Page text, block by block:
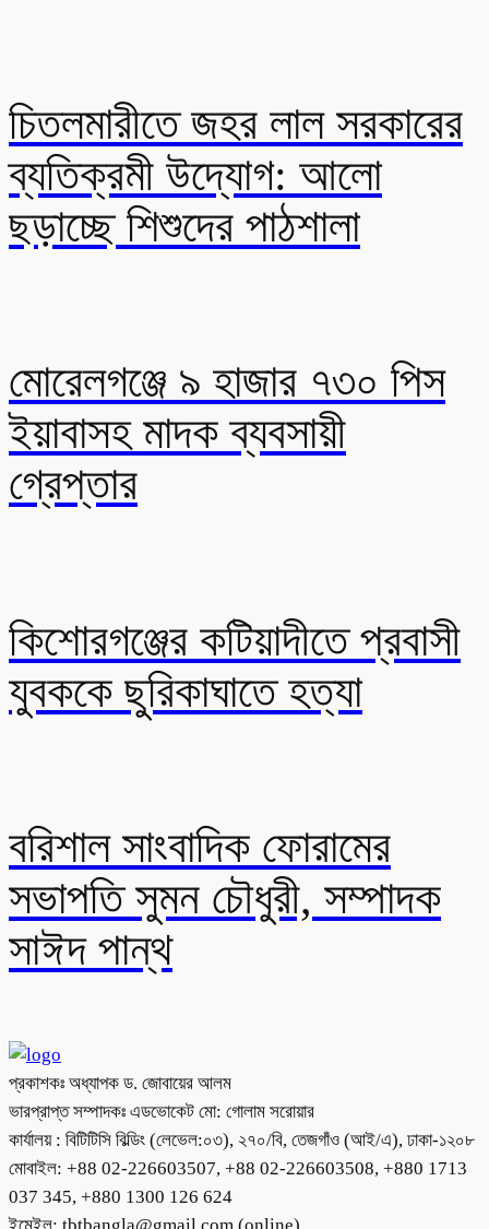
চিতলমারীতে জহর লাল সরকারের
ব্যতিক্রমী উদ্যোগ: আলো
ছড়াচ্ছে শিশুদের পাঠশালা
মোরেলগঞ্জে ৯ হাজার ৭৩০ পিস
ইয়াবাসহ মাদক ব্যবসায়ী
গ্রেপ্তার
কিশোরগঞ্জের কটিয়াদীতে প্রবাসী
যুবককে ছুরিকাঘাতে হত্যা
বরিশাল সাংবাদিক ফোরামের
সভাপতি সুমন চৌধুরী, সম্পাদক
সাঈদ পান্থ
প্রকাশকঃ অধ্যাপক ড. জোবায়ের আলম
ভারপ্রাপ্ত সম্পাদকঃ এডভোকেট মো: গোলাম সরোয়ার
কার্যালয় : বিটিটিসি বিল্ডিং (লেভেল:০৩), ২৭০/বি, তেজগাঁও (আই/এ), ঢাকা-১২০৮
মোবাইল: +88 02-226603507, +88 02-226603508, +880 1713
037 345, +880 1300 126 624